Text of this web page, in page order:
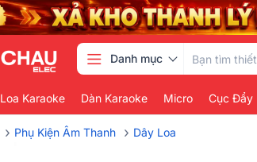
Danh mục
Loa Karaoke Dàn Karaoke Micro Cục Đẩy
› Phụ Kiện Âm Thanh › Dây Loa